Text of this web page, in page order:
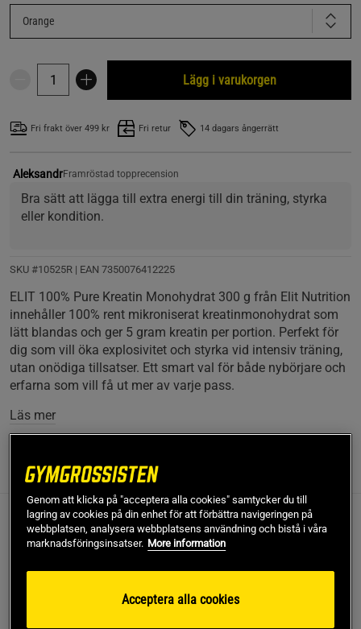
Orange
Lägg i varukorgen
Fri frakt över 499 kr Fri retur 14 dagars ångerrätt
AleksandrFramröstad topprecension
Bra sätt att lägga till extra energi till din träning, styrka
eller kondition.
SKU #10525R | EAN 7350076412225
ELIT 100% Pure Kreatin Monohydrat 300 g från Elit Nutrition
innehåller 100% rent mikroniserat kreatinmonohydrat som
lätt blandas och ger 5 gram kreatin per portion. Perfekt för
dig som vill öka explosivitet och styrka vid intensiv träning,
utan onödiga tillsatser. Ett smart val för både nybörjare och
erfarna som vill få ut mer av varje pass.
Läs mer
Information Recensioner
Elit Nutritions 100 % Pure Creatine Monohydrate består av
rent kreatinmonohydrat, vilket är ett ämne som hjälper till att
och energi vid högintensiv och kortvarig träning och
Genom att klicka på "acceptera alla cookies" samtycker du till
lagring av cookies på din enhet för att förbättra navigeringen på
webbplatsen, analysera webbplatsens användning och bistå i våra
marknadsföringsinsatser. More information
Acceptera alla cookies